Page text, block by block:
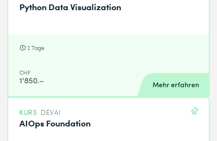
Python Data Visualization
2 Tage
CHF
1'850.– Mehr erfahren
KURS DEVAI
AIOps Foundation